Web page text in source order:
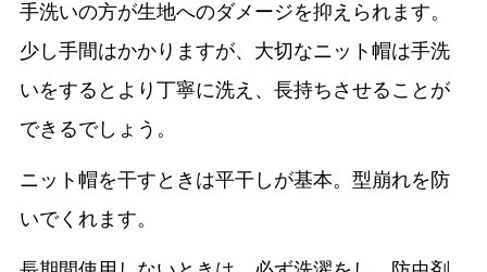
手洗いの方が生地へのダメージを抑えられます。
少し手間はかかりますが、大切なニット帽は手洗
いをするとより丁寧に洗え、長持ちさせることが
できるでしょう。
ニット帽を干すときは平干しが基本。型崩れを防
いでくれます。